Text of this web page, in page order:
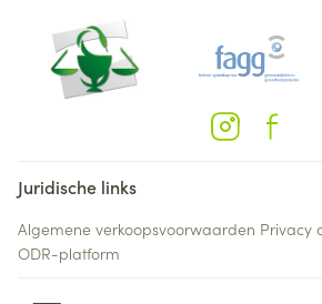
Juridische links
Algemene verkoopsvoorwaarden Privacy
ODR-platform